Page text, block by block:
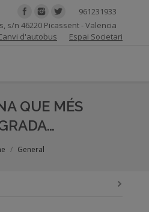
961231933
s/n 46220 Picassent - Valencia
d'autobus Espai Societari
QUE MÉS
General